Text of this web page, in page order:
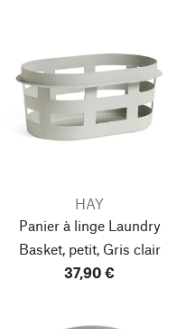
HAY
Panier à linge Laundry
Basket, petit, Gris clair
37,90 €